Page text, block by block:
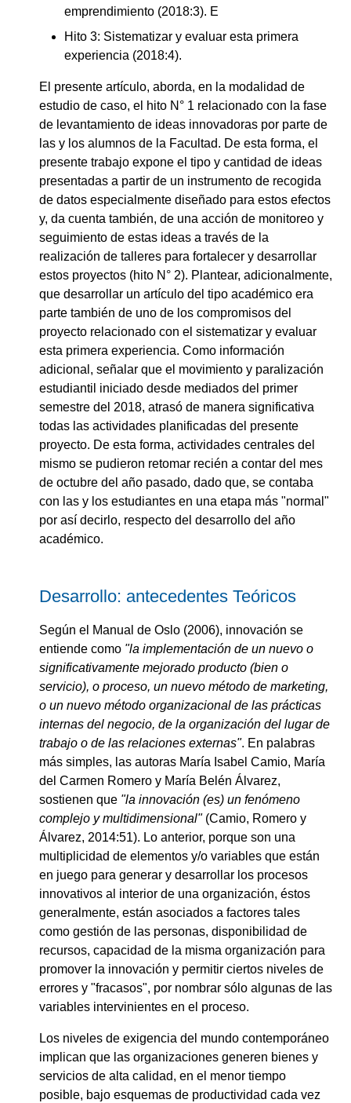
emprendimiento (2018:3). E
Hito 3: Sistematizar y evaluar esta primera
experiencia (2018:4).
El presente artículo, aborda, en la modalidad de
estudio de caso, el hito N° 1 relacionado con la fase
de levantamiento de ideas innovadoras por parte de
las y los alumnos de la Facultad. De esta forma, el
presente trabajo expone el tipo y cantidad de ideas
presentadas a partir de un instrumento de recogida
de datos especialmente diseñado para estos efectos
y, da cuenta también, de una acción de monitoreo y
seguimiento de estas ideas a través de la
realización de talleres para fortalecer y desarrollar
estos proyectos (hito N° 2). Plantear, adicionalmente,
que desarrollar un artículo del tipo académico era
parte también de uno de los compromisos del
proyecto relacionado con el sistematizar y evaluar
esta primera experiencia. Como información
adicional, señalar que el movimiento y paralización
estudiantil iniciado desde mediados del primer
semestre del 2018, atrasó de manera significativa
todas las actividades planificadas del presente
proyecto. De esta forma, actividades centrales del
mismo se pudieron retomar recién a contar del mes
de octubre del año pasado, dado que, se contaba
con las y los estudiantes en una etapa más "normal"
por así decirlo, respecto del desarrollo del año
académico.
Desarrollo: antecedentes Teóricos
Según el Manual de Oslo (2006), innovación se
entiende como "la implementación de un nuevo o
significativamente mejorado producto (bien o
servicio), o proceso, un nuevo método de marketing,
o un nuevo método organizacional de las prácticas
internas del negocio, de la organización del lugar de
trabajo o de las relaciones externas". En palabras
más simples, las autoras María Isabel Camio, María
del Carmen Romero y María Belén Álvarez,
sostienen que "la innovación (es) un fenómeno
complejo y multidimensional"(Camio, Romero y
Álvarez, 2014:51). Lo anterior, porque son una
multiplicidad de elementos y/o variables que están
en juego para generar y desarrollar los procesos
innovativos al interior de una organización, éstos
generalmente, están asociados a factores tales
como gestión de las personas, disponibilidad de
recursos, capacidad de la misma organización para
promover la innovación y permitir ciertos niveles de
errores y "fracasos", por nombrar sólo algunas de las
variables intervinientes en el proceso.
Los niveles de exigencia del mundo contemporáneo
implican que las organizaciones generen bienes y
servicios de alta calidad, en el menor tiempo
posible, bajo esquemas de productividad cada vez